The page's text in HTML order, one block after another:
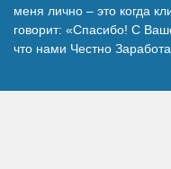
меня лично – это когда
говорит: «Спасибо! С
что нами Честно